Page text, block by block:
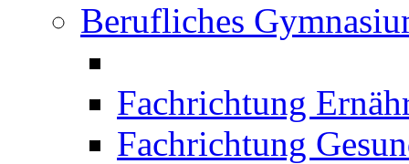
Berufliches
Fachrichtung
Fachrichtung